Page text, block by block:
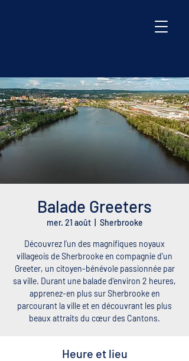
Balade Greeters
mer. 21 août
  |
Sherbrooke
Découvrez l’un des magnifiques noyaux
villageois de Sherbrooke en compagnie d’un
Greeter, un citoyen-bénévole passionnée par
sa ville. Durant une balade d’environ 2 heures,
apprenez-en plus sur Sherbrooke en
parcourant la ville et en découvrant les plus
beaux attraits du cœur des Cantons.
Heure et lieu